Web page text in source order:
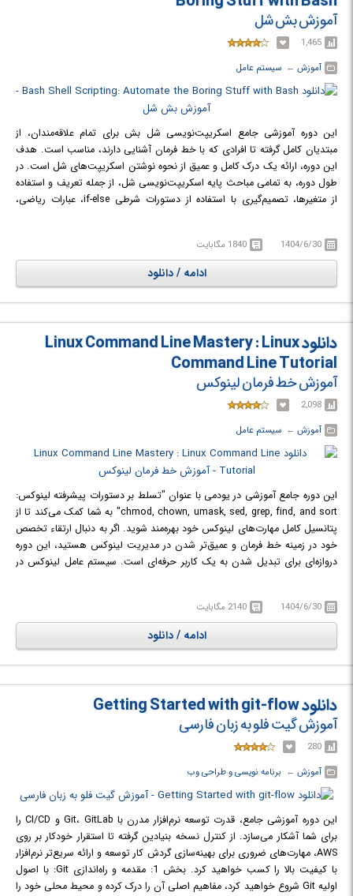
آموزش بش شل
1,465
آموزش ← ‏ سیستم عامل
این دوره آموزشی جامع اسکریپت‌نویسی شل بش برای تمام علاقه‌مندان، از
مبتدیان کامل گرفته تا افرادی که با خط فرمان آشنایی دارند، مناسب است. هدف
این دوره، ارائه یک درک کامل و عمیق از نحوه نوشتن اسکریپت‌های شل است. در
طول دوره، به تمامی مباحث پایه اسکریپت‌نویسی شل، از جمله تعریف و استفاده
از متغیرها، تصمیم‌گیری با استفاده از دستورات شرطی if-else، عبارات ریاضی،
خود را با اعتماد به نفس کامل کسب خواهند کرد. رویکرد پروژه‌محور در دو بخش
پایانی دوره به دانش‌آموزان این امکان را می‌دهد که تمام آموخته‌های خود را در
عمل به کار بگیرند و اسکریپت‌هایی ایجاد کنند که چالش‌های کاربردی و واقعی را
حل می‌کنند.
Bash با اصول و کاربردهای اسکریپت‌نویسی شل بش آشنا خواهید شد.
1404/6/30 1840 مگابایت
ادامه / دانلود
دانلود Linux Command Line Mastery : Linux
Command Line Tutorial
آموزش خط فرمان لینوکس
2,098
آموزش ← ‏ سیستم عامل
این دوره جامع آموزشی در یودمی با عنوان "تسلط بر دستورات پیشرفته لینوکس:
chmod, chown, umask, sed, grep, find, and sort" به شما کمک می‌کند تا از
پتانسیل کامل مهارت‌های لینوکس خود بهره‌مند شوید. اگر به دنبال ارتقاء تخصص
خود در زمینه خط فرمان و عمیق‌تر شدن در مدیریت لینوکس هستید، این دوره
دروازه‌ای برای تبدیل شدن به یک کاربر حرفه‌ای است. سیستم عامل لینوکس در
آن برای هر فردی که با سیستم‌های لینوکس کار می‌کند، ضروری است. در این
دوره، شما از سطح متوسط به پیشرفته هدایت خواهید شد و بر روی چهار دستور
کاربردی و اصلی، یعنی chmod, chown, sed, grep, find, و sort و چندین
دستور دیگر تمرکز خواهید کرد.
استفاده و کار با دستورات پیشرفته لینوکس آشنا خواهید شد.
1404/6/30 2140 مگابایت
ادامه / دانلود
دانلود Getting Started with git-flow
آموزش گیت فلو به زبان فارسی
280
آموزش ← ‏ برنامه نویسی و طراحی وب
این دوره آموزشی جامع، قدرت توسعه نرم‌افزار مدرن با Git، GitLab و CI/CD را
برای شما آشکار می‌سازد. از کنترل نسخه بنیادین گرفته تا استقرار خودکار بر روی
AWS، مهارت‌های ضروری برای بهینه‌سازی گردش کار توسعه و ارائه سریع‌تر نرم‌افزار
با کیفیت بالا را کسب خواهید کرد. بخش 1: مقدمه و راه‌اندازی Git: با اصول
اولیه Git شروع خواهید کرد، مفاهیم اصلی آن را درک کرده و محیط محلی خود را